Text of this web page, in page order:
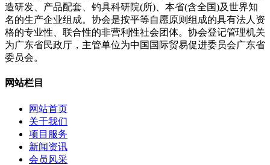
造研发、产品配套、钓具科研院(所)、本省(含全国)及世界知
名的生产企业组成。协会是按平等自愿原则组成的具有法人资
格的专业性、联合性的非营利性社会团体。协会登记管理机关
为广东省民政厅，主管单位为中国国际贸易促进委员会广东省
委员会。
网站栏目
网站首页
关于我们
项目服务
新闻资讯
会员风采